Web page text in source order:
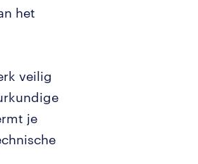
het
veilig
je